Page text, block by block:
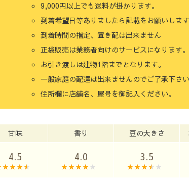
9,000円以上でも送料が掛かります。
到着希望日等ありましたら記載をお願いしま
到着時間の指定、置き配は出来ません
正袋販売は業務者向けのサービスになります。
お引き渡しは建物1階までとなります。
一般家庭の配達は出来ませんのでご了承下さ
住所欄に店舗名、屋号を御記入ください。
甘味 香り 豆の大きさ
4.5 4.0 3.5